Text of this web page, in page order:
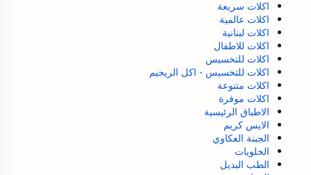
اكلات سريعة
اكلات عالمية
اكلات لبنانية
اكلات للاطفال
اكلات للتخسيس
اكلات للتخسيس - اكل الريجيم
اكلات متنوعة
اكلات موفرة
الاطباق الرئيسية
الايس كريم
الجبنة العكاوي
الحلويات
الطب البديل